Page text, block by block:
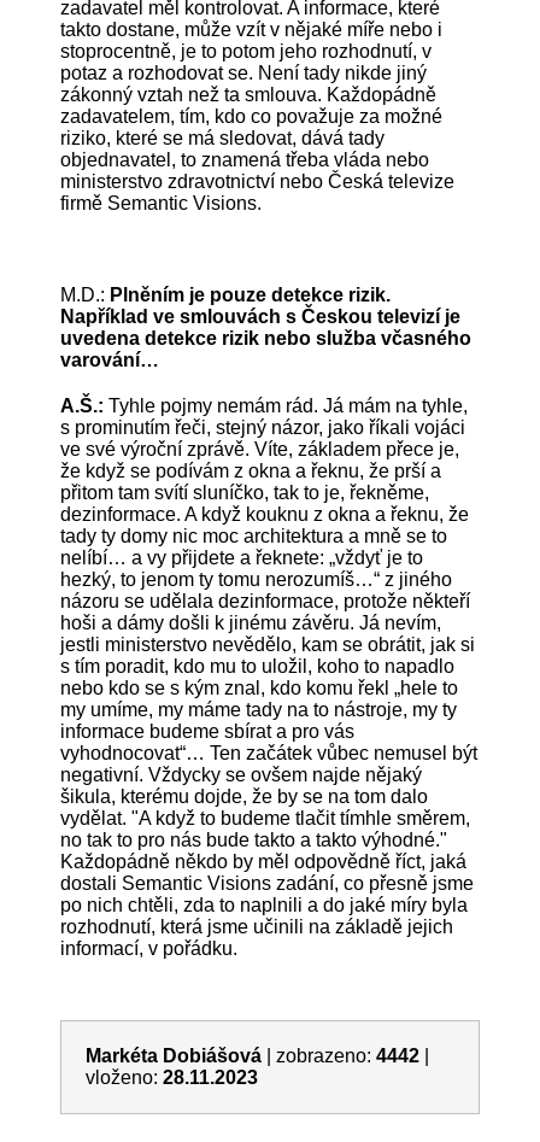
zadavatel měl kontrolovat. A informace, které
takto dostane, může vzít v nějaké míře nebo i
stoprocentně, je to potom jeho rozhodnutí, v
potaz a rozhodovat se. Není tady nikde jiný
zákonný vztah než ta smlouva. Každopádně
zadavatelem, tím, kdo co považuje za možné
riziko, které se má sledovat, dává tady
objednavatel, to znamená třeba vláda nebo
ministerstvo zdravotnictví nebo Česká televize
firmě Semantic Visions.
M.D.: Plněním je pouze detekce rizik.
Například ve smlouvách s Českou televizí je
uvedena detekce rizik nebo služba včasného
varování…
A.Š.: Tyhle pojmy nemám rád. Já mám na tyhle,
s prominutím řeči, stejný názor, jako říkali vojáci
ve své výroční zprávě. Víte, základem přece je,
že když se podívám z okna a řeknu, že prší a
přitom tam svítí sluníčko, tak to je, řekněme,
dezinformace. A když kouknu z okna a řeknu, že
tady ty domy nic moc architektura a mně se to
nelíbí… a vy přijdete a řeknete: „vždyť je to
hezký, to jenom ty tomu nerozumíš…“ z jiného
názoru se udělala dezinformace, protože někteří
hoši a dámy došli k jinému závěru. Já nevím,
jestli ministerstvo nevědělo, kam se obrátit, jak si
s tím poradit, kdo mu to uložil, koho to napadlo
nebo kdo se s kým znal, kdo komu řekl „hele to
my umíme, my máme tady na to nástroje, my ty
informace budeme sbírat a pro vás
vyhodnocovat“… Ten začátek vůbec nemusel být
negativní. Vždycky se ovšem najde nějaký
šikula, kterému dojde, že by se na tom dalo
vydělat. "A když to budeme tlačit tímhle směrem,
no tak to pro nás bude takto a takto výhodné."
Každopádně někdo by měl odpovědně říct, jaká
dostali Semantic Visions zadání, co přesně jsme
po nich chtěli, zda to naplnili a do jaké míry byla
rozhodnutí, která jsme učinili na základě jejich
informací, v pořádku.
Markéta Dobiášová zobrazeno: 4442
vloženo: 28.11.2023